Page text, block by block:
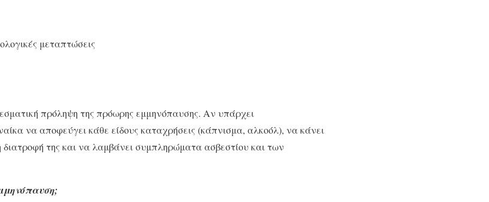
μεταπτώσεις
πρόληψη της πρόωρης εμμηνόπαυσης. Αν υπάρχει
να αποφεύγει κάθε είδους καταχρήσεις (κάπνισμα, αλκοόλ), να κάνει
της και να λαμβάνει συμπληρώματα ασβεστίου και των